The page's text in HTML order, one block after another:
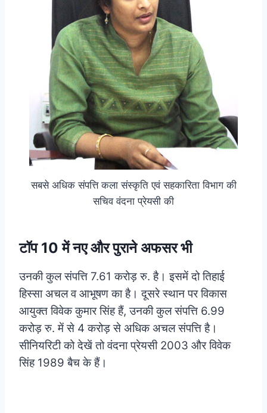
सबसे अधिक संपत्ति कला संस्कृति एवं सहकारिता विभाग की
सचिव वंदना प्रेयसी की
टॉप 10 में नए और पुराने अफसर भी
उनकी कुल संपत्ति 7.61 करोड़ रु. है। इसमें दो तिहाई
हिस्सा अचल व आभूषण का है। दूसरे स्थान पर विकास
आयुक्त विवेक कुमार सिंह हैं, उनकी कुल संपत्ति 6.99
करोड़ रु. में से 4 करोड़ से अधिक अचल संपत्ति है।
सीनियरिटी को देखें तो वंदना प्रेयसी 2003 और विवेक
सिंह 1989 बैच के हैं।